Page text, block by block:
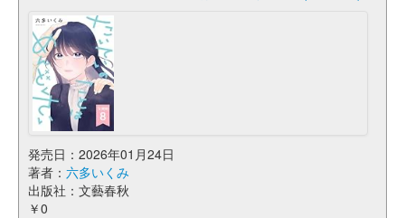
発売日：2026年01月24日
著者： 六多いくみ
出版社：文藝春秋
￥0